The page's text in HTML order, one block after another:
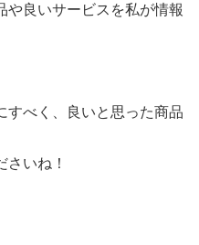
や良いサービスを私が情報
すべく、良いと思った商品
いね！